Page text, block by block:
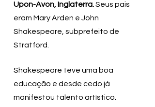
Upon-Avon, Inglaterra. Seus pais
eram Mary Arden e John
Shakespeare, subprefeito de
Stratford.
Shakespeare teve uma boa
educação e desde cedo já
manifestou talento artístico.